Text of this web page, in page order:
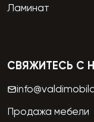
Ламинат
СВЯЖИТЕСЬ С
Продажа мебели